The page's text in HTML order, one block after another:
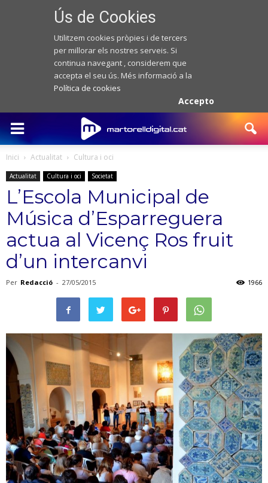
Ús de Cookies
Utilitzem cookies pròpies i de tercers
per millorar els nostres serveis. Si
continua navegant , considerem que
accepta el seu ús. Més informació a la
Política de cookies
Accepto
Inici Actualitat Cultura i oci
Actualitat Cultura i oci Societat
L’Escola Municipal de
Música d’Esparreguera
actua al Vicenç Ros fruit
d’un intercanvi
Per Redacció - 27/05/2015 1966